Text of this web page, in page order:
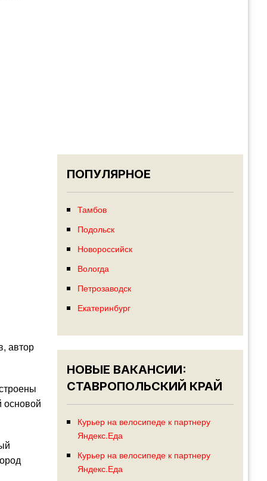
автор
основой
ПОПУЛЯРНОЕ
Тамбов
Подольск
Новороссийск
Вологда
Петрозаводск
Екатеринбург
НОВЫЕ ВАКАНСИИ:
СТАВРОПОЛЬСКИЙ КРАЙ
Курьер на велосипеде к партнеру
Яндекс.Еда
Курьер на велосипеде к партнеру
Яндекс.Еда